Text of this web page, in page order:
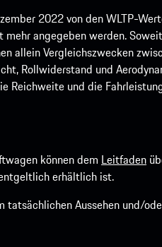
2022 von den WLTP-
angegeben werden.
allein Vergleichszwecken
Rollwiderstand und
Reichweite und die
können dem Leitfaden
erhältlich ist.
Aussehen und/